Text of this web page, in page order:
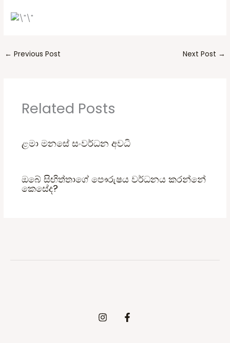
← Previous Post Next Post →
Related Posts
ළමා මනසේ සංවර්ධන අවධි
ඔබේ සිඟිත්තාගේ පෞරුෂය වර්ධනය කරන්නේ
කෙසේද?